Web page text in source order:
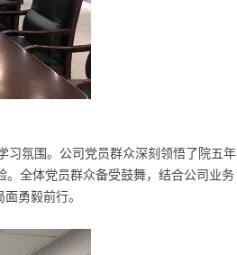
习氛围。公司党员群众深刻领悟了院五年
。全体党员群众备受鼓舞，结合公司业务
勇毅前行。